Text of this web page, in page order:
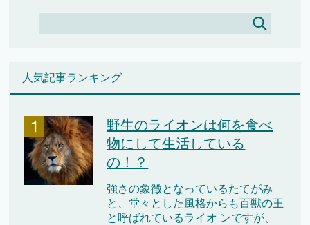
人気記事ランキング
野生のライオンは何を食べ
物にして生活している
の！？
強さの象徴となっているたてがみ
と、堂々とした風格からも百獣の王
と呼ばれているライオ ンですが、